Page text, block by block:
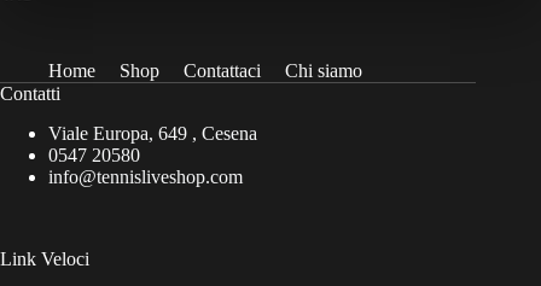
Home Shop Contattaci
Chi siamo
Contatti
Viale Europa, 649 , Cesena
0547 20580
info@tennisliveshop.com
Link Veloci